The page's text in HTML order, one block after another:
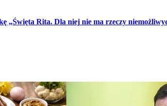
„Święta Rita. Dla niej nie ma rzeczy